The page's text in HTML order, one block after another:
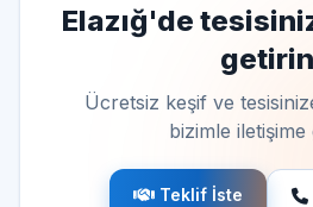
Elazığ'de
getirin
Ücretsiz keşif ve
bizimle iletişime
Teklif İste